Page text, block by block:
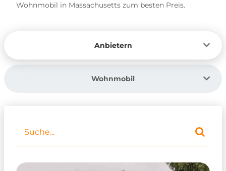
Wohnmobil in Massachusetts zum besten Preis.
Anbietern
Wohnmobil